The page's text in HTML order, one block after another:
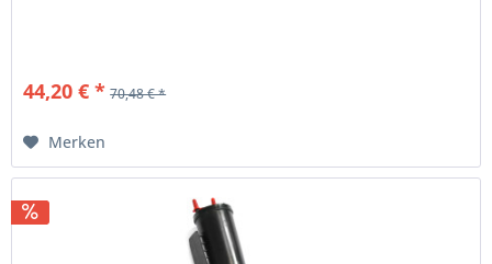
44,20 € * 70,48 € *
Merken